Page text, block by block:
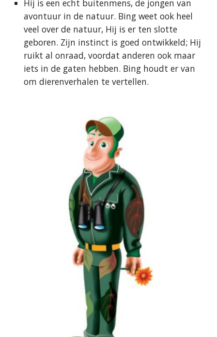
Hij is een echt buitenmens, de jongen van
avontuur in de natuur. Bing weet ook heel
veel over de natuur, Hij is er ten slotte
geboren. Zijn instinct is goed ontwikkeld; Hij
ruikt al onraad, voordat anderen ook maar
iets in de gaten hebben. Bing houdt er van
om dierenverhalen te vertellen.